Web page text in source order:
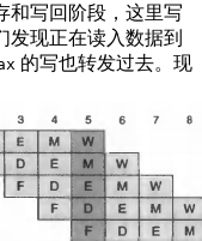
和写回阶段，这里写
发现正在读入数据到
的写也转发过去。现